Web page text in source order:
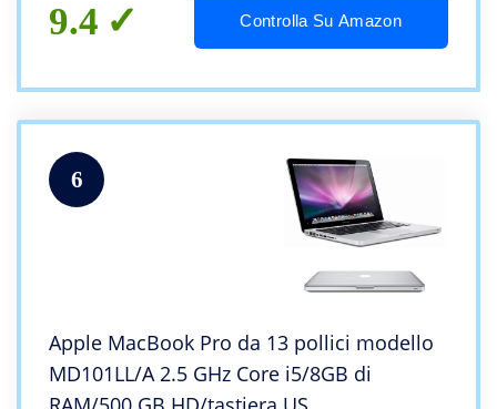
9.4 Controlla Su Amazon
6
Apple MacBook Pro da 13 pollici modello
MD101LL/A 2.5 GHz Core i5/8GB di